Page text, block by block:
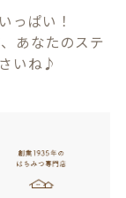
っぱい！
あなたのステ
いね♪